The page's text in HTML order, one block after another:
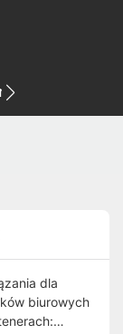
dla
biurowych